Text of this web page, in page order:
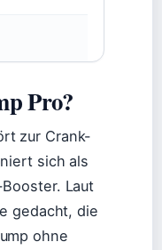
Pro?
zur Crank-
sich als
Laut
gedacht, die
ohne